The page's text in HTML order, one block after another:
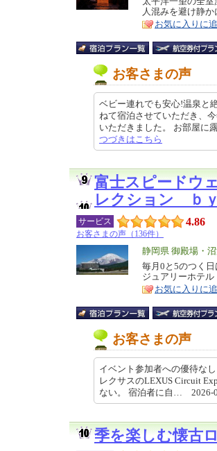
ア
特
徴
人混みを避け静
お気に入りに
お客さまの声
ベビー連れでも安心!温泉と
ねて宿泊させていただき、
いただきました。 お部屋
つづきはこちら
富士スピードウ
レクション ｂ
サービス 4.86
お客さまの声（136件）
エ
リ
ア
静岡県 御殿場・
特
徴
毎月0と5のつく
ジュアリーホテル
お気に入りに
お客さまの声
イベント参加者への優待な
レクサスのLEXUS Circuit
ない。 宿泊者に自… 2026-
季を楽しむ懐古